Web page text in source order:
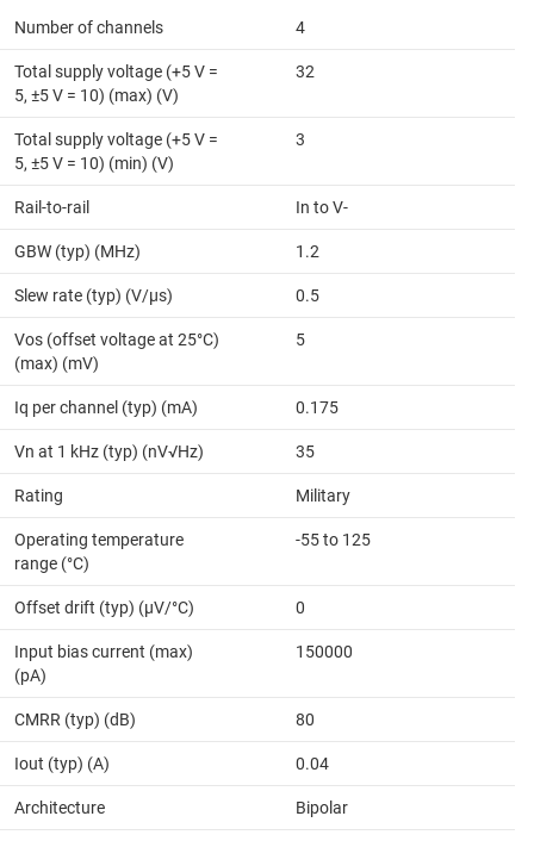
Number of channels 4
Total supply voltage (+5 V =
5, ±5 V = 10) (max) (V)
32
Total supply voltage (+5 V =
5, ±5 V = 10) (min) (V)
3
Rail-to-rail In to V-
GBW (typ) (MHz) 1.2
Slew rate (typ) (V/µs) 0.5
Vos (offset voltage at 25°C)
(max) (mV)
5
Iq per channel (typ) (mA) 0.175
Vn at 1 kHz (typ) (nV√Hz) 35
Rating Military
Operating temperature
range (°C)
-55 to 125
Offset drift (typ) (µV/°C) 0
Input bias current (max)
(pA)
150000
CMRR (typ) (dB) 80
Iout (typ) (A) 0.04
Architecture Bipolar